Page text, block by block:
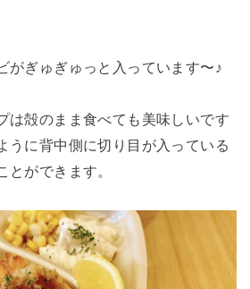
がぎゅぎゅっと入っています〜♪
は殻のまま食べても美味しいです
うに背中側に切り目が入っている
とができます。